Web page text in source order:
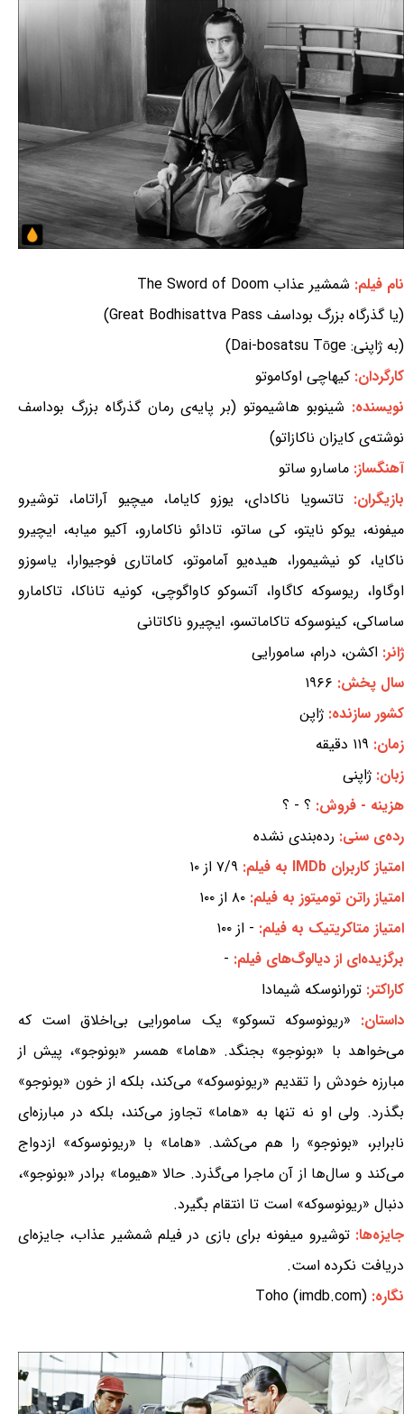
نام فیلم: شمشیر عذاب The Sword of Doom
(یا گذرگاه بزرگ بوداسف Great Bodhisattva Pass)
(به ژاپنی: Dai-bosatsu Tōge)
کارگردان: کیهاچی اوکاموتو
نویسنده: شینوبو هاشیموتو (بر پایه‌ی رمان گذرگاه بزرگ بوداسف
نوشته‌ی کایزان ناکازاتو)
آهنگساز: ماسارو ساتو
بازیگران:تاتسویا ناکادای، یوزو کایاما، میچیو آراتاما، توشیرو
میفونه، یوکو نایتو، کی ساتو، تادائو ناکامارو، آکیو میابه، ایچیرو
ناکایا، کو نیشیمورا، هیده‌یو آماموتو، کاماتاری فوجیوارا، یاسوزو
اوگاوا، ریوسوکه کاگاوا، آتسوکو کاواگوچی، کونیه تاناکا، تاکامارو
ساساکی، کینوسوکه تاکاماتسو، ایچیرو ناکاتانی
ژانر: اکشن، درام، سامورایی
سال پخش: ۱۹۶۶
کشور سازنده: ژاپن
زمان: ۱۱۹ دقیقه
زبان: ژاپنی
هزینه - فروش: ؟ - ؟
رده‌ی سنی: رده‌بندی نشده
امتیاز کاربران IMDb به فیلم:
۷/۹ از ۱۰
امتیاز راتن تومیتوز به فیلم: ۸۰ از ۱۰۰
امتیاز متاکریتیک به فیلم: - از ۱۰۰
برگزیده‌ای از دیالوگ‌های فیلم: -
کاراکتر: تورانوسکه شیمادا
داستان: «ریونوسوکه تسوکو» یک سامورایی بی‌اخلاق است که
می‌خواهد با «بونوجو» بجنگد. «هاما» همسر «بونوجو»، پیش از
مبارزه خودش را تقدیم «ریونوسوکه» می‌کند، بلکه از خون «بونوجو»
بگذرد. ولی او نه تنها به «هاما» تجاوز می‌کند، بلکه در مبارزه‌ای
نابرابر، «بونوجو» را هم می‌کشد. «هاما» با «ریونوسوکه» ازدواج
می‌کند و سال‌ها از آن ماجرا می‌گذرد. حالا «هیوما» برادر «بونوجو»،
دنبال «ریونوسوکه» است تا انتقام بگیرد.
جایزه‌ها:توشیرو میفونه برای بازی در فیلم شمشیر عذاب، جایزه‌ای
دریافت نکرده است.
نگاره: Toho (imdb.com)